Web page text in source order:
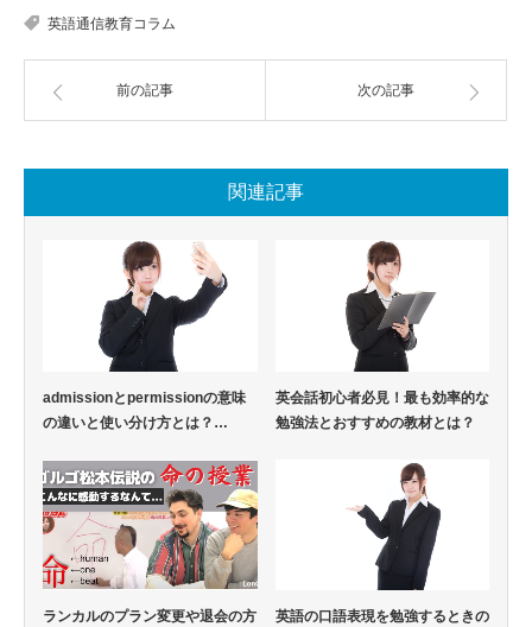
英語通信教育コラム
前の記事 次の記事
関連記事
admissionとpermissionの意味
の違いと使い分け方とは？…
英会話初心者必見！最も効率的な
勉強法とおすすめの教材とは？
ランカルのプラン変更や退会の方
英語の口語表現を勉強するときの